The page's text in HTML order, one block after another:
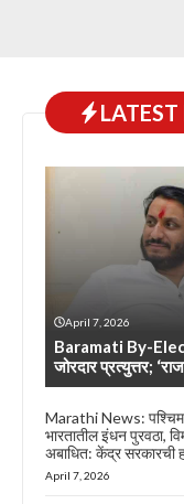
April 7, 2026
Baramati By-
जोरदार प्रत्युत्तर;
Marathi News: पश्चिम
भारतातील इंधन पुरवठा,
अबाधित: केंद्र सरकारची
April 7, 2026